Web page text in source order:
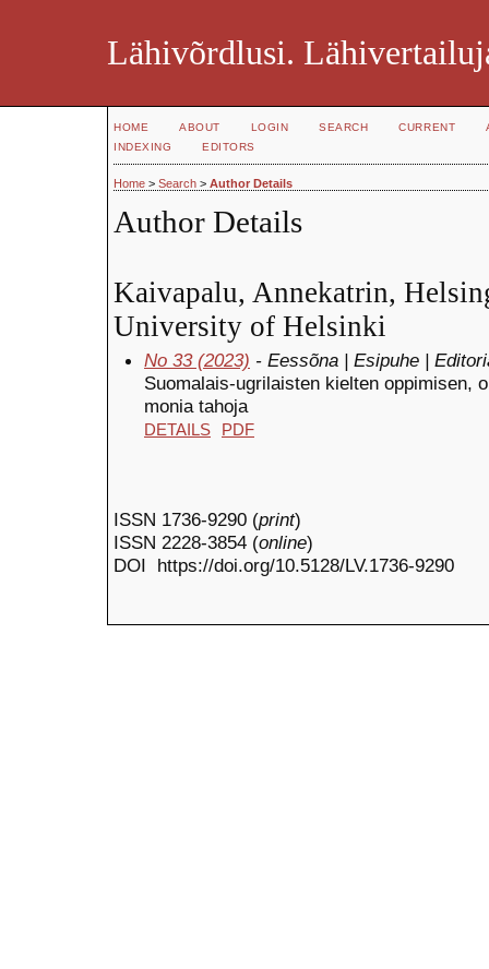
Lähivõrdlusi.
HOME ABOUT LOGIN SEARCH CURRENT
INDEXING
EDITORS
Home > Search > Author Details
Author Details
Kaivapalu, Annekatrin,
University of Helsinki
No 33 (2023) - Eessõna | Esipuhe |
Suomalais-ugrilaisten kielten oppimisen,
monia tahoja
DETAILS PDF
ISSN 1736-9290 (print)
ISSN 2228-3854 (online)
DOI https://doi.org/10.5128/LV.1736-9290